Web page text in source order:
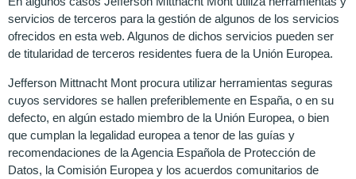
servicios de terceros para la gestión de algunos de los servicios
ofrecidos en esta web. Algunos de dichos servicios pueden ser
de titularidad de terceros residentes fuera de la Unión Europea.
Jefferson Mittnacht Mont procura utilizar herramientas seguras
cuyos servidores se hallen preferiblemente en España, o en su
defecto, en algún estado miembro de la Unión Europea, o bien
que cumplan la legalidad europea a tenor de las guías y
recomendaciones de la Agencia Española de Protección de
Datos, la Comisión Europea y los acuerdos comunitarios de